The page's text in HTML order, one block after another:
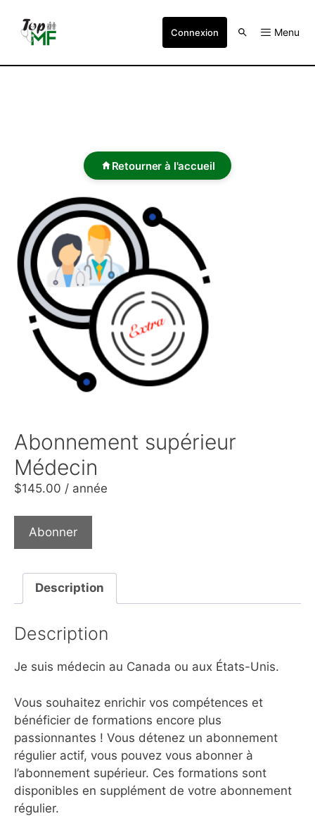
Connexion Menu
Retourner à l'accueil
Abonnement supérieur
Médecin
$145.00 / année
Abonner
Description
Description
Je suis médecin au Canada ou aux États-Unis.
Vous souhaitez enrichir vos compétences et
bénéficier de formations encore plus
passionnantes ! Vous détenez un abonnement
régulier actif, vous pouvez vous abonner à
l’abonnement supérieur. Ces formations sont
disponibles en supplément de votre abonnement
régulier.